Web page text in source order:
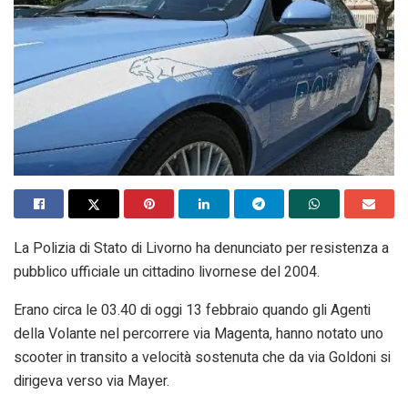
La Polizia di Stato di Livorno ha denunciato per resistenza a
pubblico ufficiale un cittadino livornese del 2004.
Erano circa le 03.40 di oggi 13 febbraio quando gli Agenti
della Volante nel percorrere via Magenta, hanno notato uno
scooter in transito a velocità sostenuta che da via Goldoni si
dirigeva verso via Mayer.